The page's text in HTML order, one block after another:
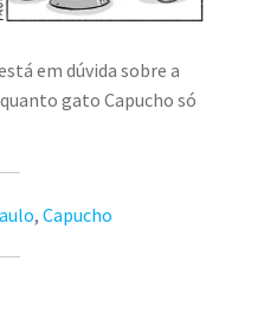
em dúvida sobre a
gato Capucho só
, Capucho